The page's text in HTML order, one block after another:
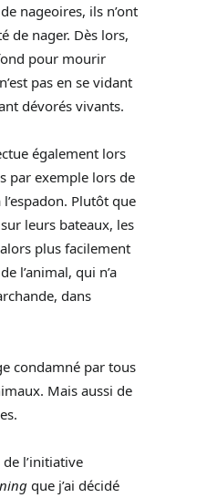
nageoires, ils n’ont
de nager. Dès lors,
pour mourir
pas en se vidant
dévorés vivants.
également lors
par exemple lors de
Plutôt que
leurs bateaux, les
plus facilement
l’animal, qui n’a
dans
condamné par tous
Mais aussi de
de l’initiative
que j’ai décidé